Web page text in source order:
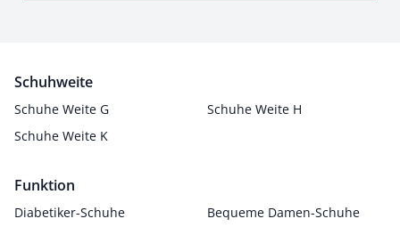
Schuhweite
Schuhe Weite G
Schuhe Weite H
Schuhe Weite K
Funktion
Diabetiker-Schuhe
Bequeme Damen-Schuhe